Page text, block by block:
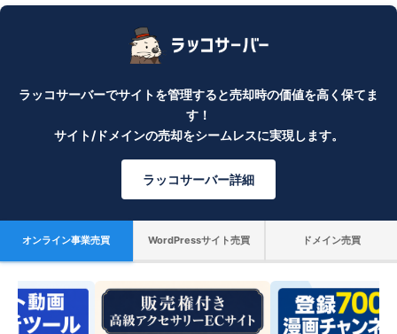
ラッコサーバーでサイトを管理すると売却時の価値を高く保てま
す！
サイト/ドメインの売却をシームレスに実現します。
ラッコサーバー詳細
オンライン事業売買 WordPressサイト売買 ドメイン売買